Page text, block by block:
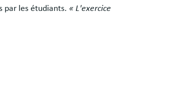
par les étudiants. « L'exercice